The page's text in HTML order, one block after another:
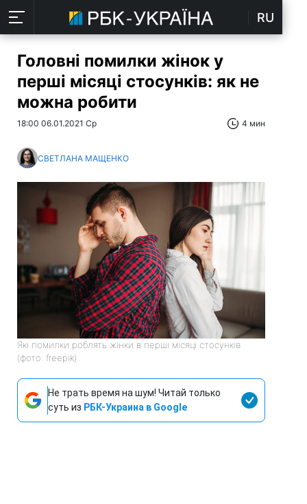
RU
Головні помилки жінок у
перші місяці стосунків: як не
можна робити
18:00 06.01.2021 Ср 4 мин
СВЕТЛАНА МАЩЕНКО
Які помилки роблять жінки в перші місяці стосунків
(фото: freepik)
Не трать время на шум! Читай только
суть из РБК-Украина в Google